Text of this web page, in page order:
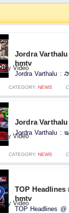
Jordra
hmtv
Jordra Varthalu :
CATEGORY: NEWS
Jordra
Jordra Varthalu :
CATEGORY: NEWS
TOP Headlines
hmtv
TOP Headlines @